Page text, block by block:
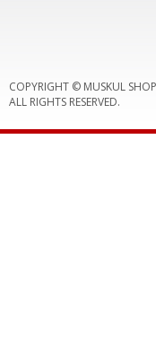
COPYRIGHT © MUSKUL
ALL RIGHTS RESERVED.